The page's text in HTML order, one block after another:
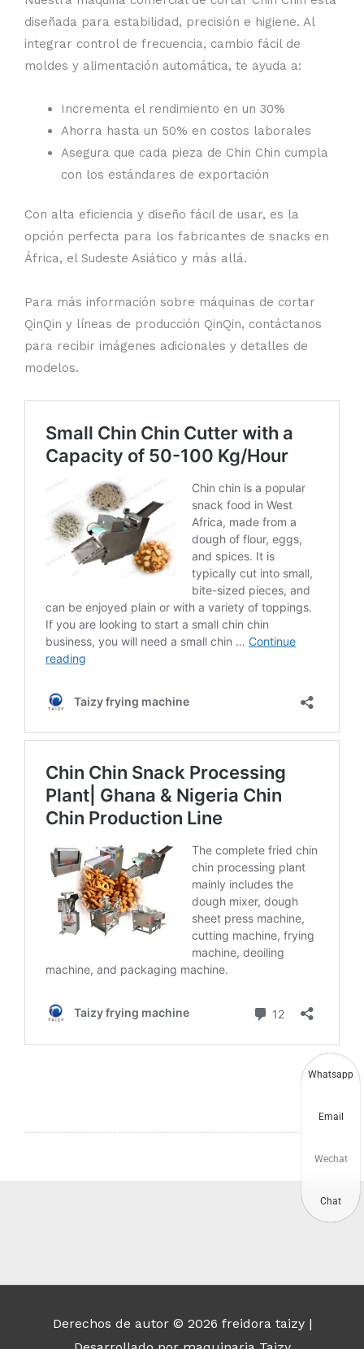
diseñada para estabilidad, precisión e higiene. Al
integrar control de frecuencia, cambio fácil de
moldes y alimentación automática, te ayuda a:
Incrementa el rendimiento en un 30%
Ahorra hasta un 50% en costos laborales
Asegura que cada pieza de Chin Chin cumpla
con los estándares de exportación
Con alta eficiencia y diseño fácil de usar, es la
opción perfecta para los fabricantes de snacks en
África, el Sudeste Asiático y más allá.
Para más información sobre máquinas de cortar
QinQin y líneas de producción QinQin, contáctanos
para recibir imágenes adicionales y detalles de
modelos.
Derechos de autor © 2026 freidora taizy|
Whatsapp
Email
Wechat
Chat